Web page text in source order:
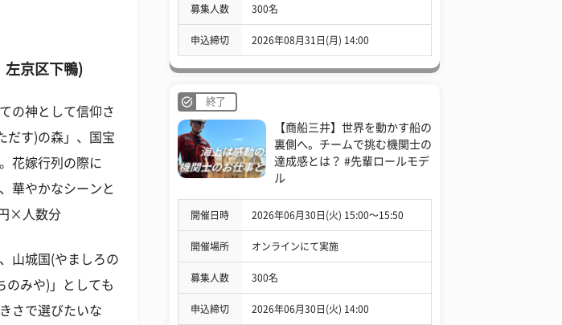
左京区下鴨)
の神として信仰さ
だす)の森」、国宝
花嫁行列の際に
華やかなシーンと
×人数分
山城国(やましろの
のみや)」としても
さで選びたいな
募集人数 300名
申込締切 2026年08月31日(月) 14:00
終了
【商船三井】世界を動かす船の
裏側へ。チームで挑む機関士の
達成感とは？ #先輩ロールモデ
ル
開催日時 2026年06月30日(火) 15:00〜15:50
開催場所 オンラインにて実施
募集人数 300名
申込締切 2026年06月30日(火) 14:00